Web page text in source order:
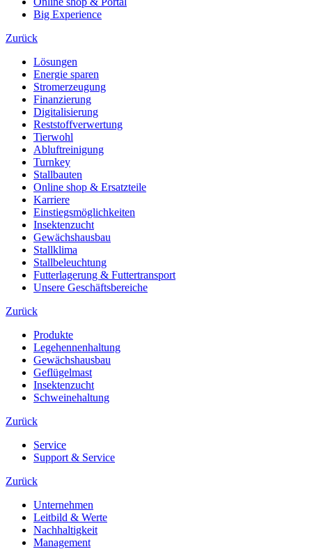
Big Experience
Zurück
Lösungen
Energie sparen
Stromerzeugung
Finanzierung
Digitalisierung
Reststoffverwertung
Tierwohl
Abluftreinigung
Turnkey
Stallbauten
Online shop & Ersatzteile
Karriere
Einstiegsmöglichkeiten
Insektenzucht
Gewächshausbau
Stallklima
Stallbeleuchtung
Futterlagerung & Futtertransport
Unsere Geschäftsbereiche
Zurück
Produkte
Legehennenhaltung
Gewächshausbau
Geflügelmast
Insektenzucht
Schweinehaltung
Zurück
Service
Support & Service
Zurück
Unternehmen
Leitbild & Werte
Nachhaltigkeit
Management